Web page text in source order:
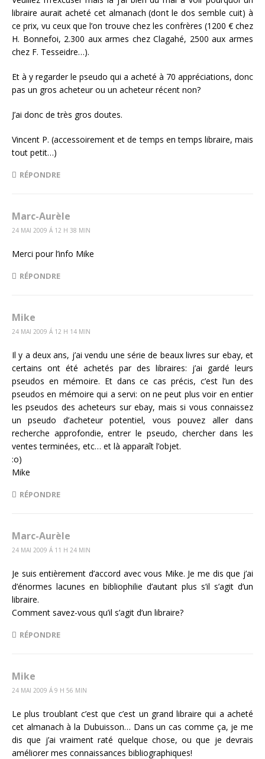
libraire aurait acheté cet almanach (dont le dos semble cuit) à
ce prix, vu ceux que l’on trouve chez les confrères (1200 € chez
H. Bonnefoi, 2.300 aux armes chez Clagahé, 2500 aux armes
chez F. Tesseidre…).
Et à y regarder le pseudo qui a acheté à 70 appréciations, donc
pas un gros acheteur ou un acheteur récent non?
J’ai donc de très gros doutes.
Vincent P. (accessoirement et de temps en temps libraire, mais
tout petit…)
RÉPONDRE
Marc-Aurèle
24 MAI 2009 Á 12 H 38 MIN
Merci pour l’info Mike
RÉPONDRE
Mike
24 MAI 2009 Á 12 H 14 MIN
Il y a deux ans, j’ai vendu une série de beaux livres sur ebay, et
certains ont été achetés par des libraires: j’ai gardé leurs
pseudos en mémoire. Et dans ce cas précis, c’est l’un des
pseudos en mémoire qui a servi: on ne peut plus voir en entier
les pseudos des acheteurs sur ebay, mais si vous connaissez
un pseudo d’acheteur potentiel, vous pouvez aller dans
recherche approfondie, entrer le pseudo, chercher dans les
ventes terminées, etc… et là apparaît l’objet.
:o)
Mike
RÉPONDRE
Marc-Aurèle
24 MAI 2009 Á 11 H 24 MIN
Je suis entièrement d’accord avec vous Mike. Je me dis que j’ai
d’énormes lacunes en bibliophilie d’autant plus s’il s’agit d’un
libraire.
Comment savez-vous qu’il s’agit d’un libraire?
RÉPONDRE
Mike
24 MAI 2009 Á 9 H 56 MIN
Le plus troublant c’est que c’est un grand libraire qui a acheté
cet almanach à la Dubuisson… Dans un cas comme ça, je me
dis que j’ai vraiment raté quelque chose, ou que je devrais
améliorer mes connaissances bibliographiques!